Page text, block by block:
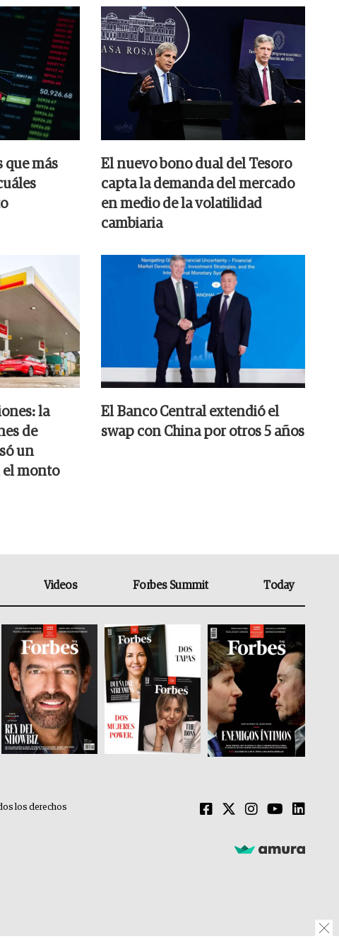
que más
El nuevo bono dual del Tesoro
capta la demanda del mercado
en medio de la volatilidad
cambiaria
la
de
un
el monto
El Banco Central extendió el
swap con China por otros 5 años
Videos Forbes Summit Today
los derechos